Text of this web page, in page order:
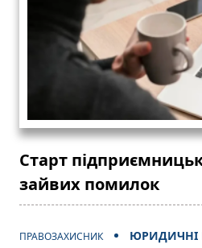
Старт
зайвих помилок
ПРАВОЗАХИСНИК ЮРИДИЧНІ